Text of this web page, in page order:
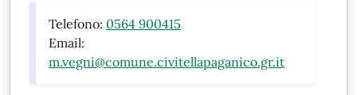
Telefono: 0564 900415
Email:
m.vegni@comune.civitellapaganico.gr.it